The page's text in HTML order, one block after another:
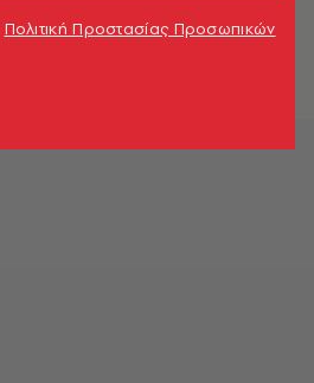
Πολιτική Προστασίας Προσωπικών